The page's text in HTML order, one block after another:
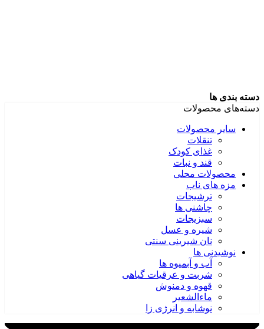
دسته بندی ها
دسته‌های محصولات
سایر محصولات
تنقلات
غذای کودک
قند و نبات
محصولات محلی
مزه های ناب
ترشیجات
چاشنی ها
سبزیجات
شیره و عسل
نان شیرینی سنتی
نوشیدنی ها
آب و آبمیوه ها
شربت و عرقیات گیاهی
قهوه و دمنوش
ماءالشعیر
نوشابه و انرژی زا